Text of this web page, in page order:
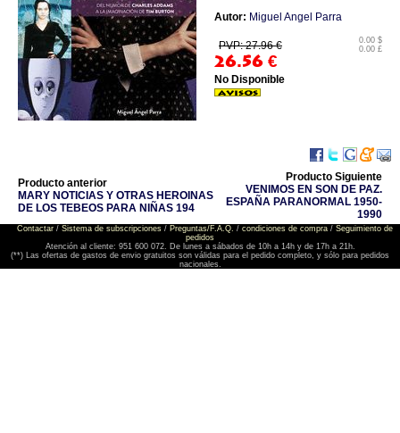
Autor: Miguel Angel Parra
PVP: 27.96 €
26.56 €
0.00 $
0.00 £
No Disponible
Producto anterior
MARY NOTICIAS Y OTRAS HEROINAS
DE LOS TEBEOS PARA NIÑAS 194
Producto Siguiente
VENIMOS EN SON DE PAZ.
ESPAÑA PARANORMAL 1950-
1990
Contactar/ Sistema de subscripciones/ Preguntas/F.A.Q. / condiciones de compra/ Seguimiento de
pedidos
Atención al cliente: 951 600 072. De lunes a sábados de 10h a 14h y de 17h a 21h.
(**) Las ofertas de gastos de envio gratuitos son válidas para el pedido completo, y sólo para pedidos
nacionales.